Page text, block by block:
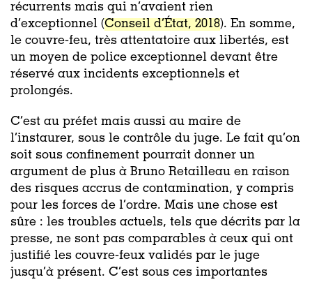
récurrents mais qui n’avaient rien
d’exceptionnel (Conseil d’État, 2018). En somme,
le couvre-feu, très attentatoire aux libertés, est
un moyen de police exceptionnel devant être
réservé aux incidents exceptionnels et
prolongés.
C’est au préfet mais aussi au maire de
l’instaurer, sous le contrôle du juge. Le fait qu’on
soit sous confinement pourrait donner un
argument de plus à Bruno Retailleau en raison
des risques accrus de contamination, y compris
pour les forces de l’ordre. Mais une chose est
sûre : les troubles actuels, tels que décrits par la
presse, ne sont pas comparables à ceux qui ont
justifié les couvre-feux validés par le juge
jusqu’à présent. C’est sous ces importantes